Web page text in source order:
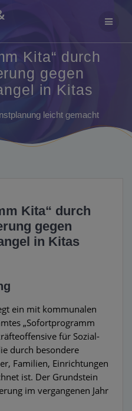
Inhalt
Kita“ durch
gegen
in Kitas
leicht gemacht
Kita“ durch
gegen
in Kitas
ein mit kommunalen
„Sofortprogramm
für Sozial-
durch besondere
Familien, Einrichtungen
ist. Der Grundstein
im vergangenen Jahr